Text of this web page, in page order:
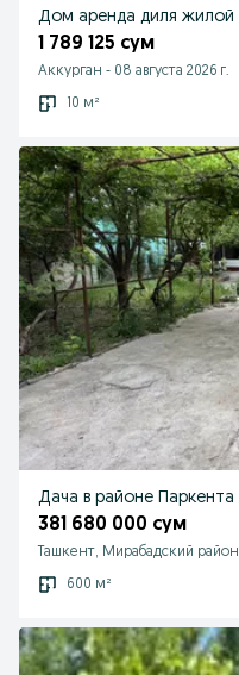
Дом аренда диля жилой
1 789 125 сум
Аккурган - 08 августа 2026 г.
10 м²
Дача в районе Паркента
381 680 000 сум
Ташкент, Мирабадский район
600 м²